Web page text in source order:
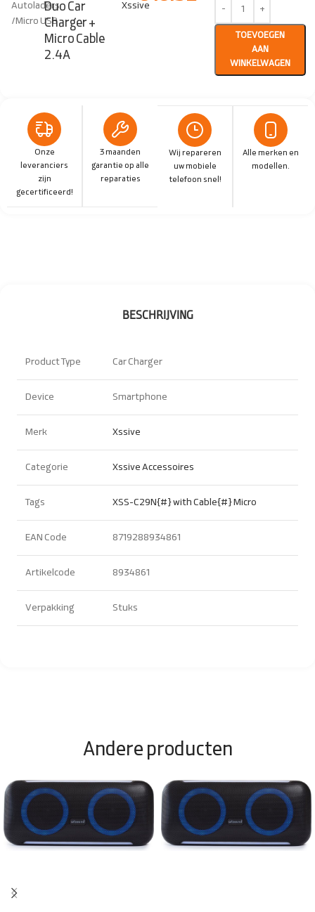
Autoladers
/Micro USB
Duo Car
Charger +
Micro Cable
2.4A
Xssive
TOEVOEGEN
AAN
WINKELWAGEN
Onze
leveranciers
zijn
gecertificeerd!
3 maanden
garantie op alle
reparaties
Wij repareren
uw mobiele
telefoon snel!
Alle merken en
modellen.
BESCHRIJVING
Product Type Car Charger
Device Smartphone
Merk Xssive
Categorie Xssive Accessoires
Tags XSS-C29N{#}withCable{#}Micro
EAN Code 8719288934861
Artikelcode 8934861
Verpakking Stuks
Andere producten